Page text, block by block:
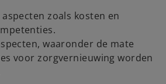
zoals kosten en
waaronder de mate
voor zorgvernieuwing worden